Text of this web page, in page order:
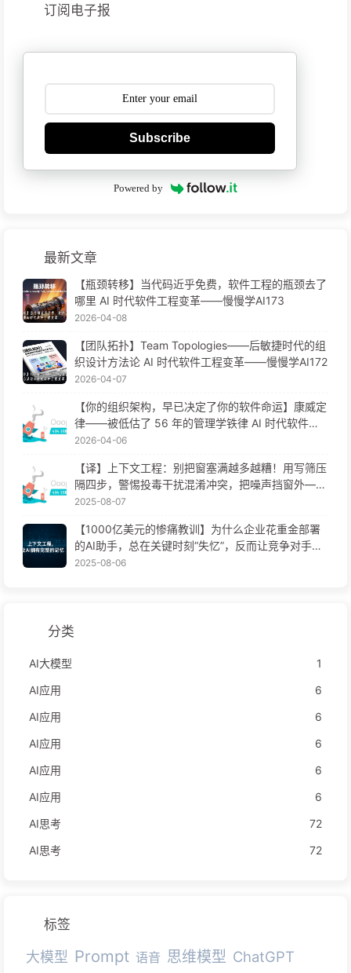
订阅电子报
Subscribe
Powered by
最新文章
【瓶颈转移】当代码近乎免费，软件工程的瓶颈去了
哪里 AI 时代软件工程变革——慢慢学AI173
2026-04-08
【团队拓扑】Team Topologies——后敏捷时代的组
织设计方法论 AI 时代软件工程变革——慢慢学AI172
2026-04-07
【你的组织架构，早已决定了你的软件命运】康威定
律——被低估了 56 年的管理学铁律 AI 时代软件工
程变革——慢慢学AI171
2026-04-06
【译】上下文工程：别把窗塞满越多越糟！用写筛压
隔四步，警惕投毒干扰混淆冲突，把噪声挡窗外——
慢慢学AI170
2025-08-07
【1000亿美元的惨痛教训】为什么企业花重金部署
的AI助手，总在关键时刻“失忆”，反而让竞争对手实
现90%性能提升？——慢慢学AI169
2025-08-06
分类
AI大模型
1
AI应用
6
AI应用
6
AI应用
6
AI应用
6
AI应用
6
AI思考
72
AI思考
72
标签
大模型 Prompt 语音 思维模型 ChatGPT